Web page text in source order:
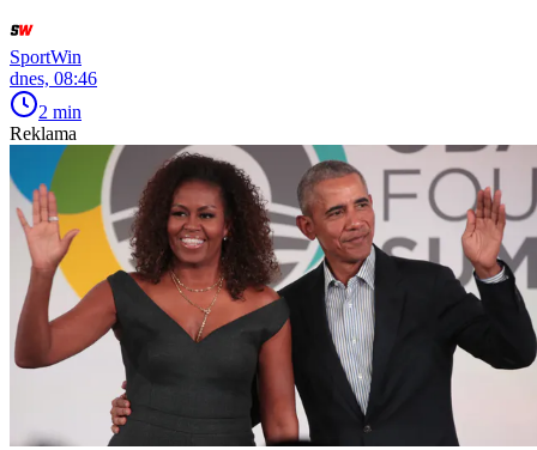
SportWin
dnes, 08:46
2 min
Reklama